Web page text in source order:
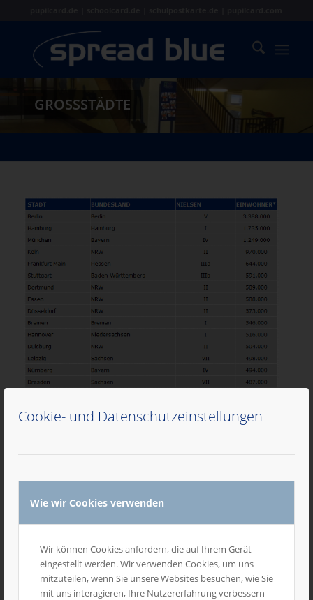
Cookie- und Datenschutzeinstellungen
Wie wir Cookies verwenden
Wir können Cookies anfordern, die auf Ihrem Gerät
eingestellt werden. Wir verwenden Cookies, um uns
mitzuteilen, wenn Sie unsere Websites besuchen, wie Sie
mit uns interagieren, Ihre Nutzererfahrung verbessern
GROSSSTÄDTE